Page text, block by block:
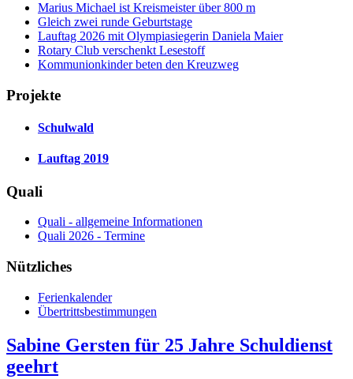
Marius Michael ist Kreismeister über 800 m
Gleich zwei runde Geburtstage
Lauftag 2026 mit Olympiasiegerin Daniela Maier
Rotary Club verschenkt Lesestoff
Kommunionkinder beten den Kreuzweg
Projekte
Schulwald
Lauftag 2019
Quali
Quali - allgemeine Informationen
Quali 2026 - Termine
Nützliches
Ferienkalender
Übertrittsbestimmungen
Sabine Gersten für 25 Jahre Schuldienst
geehrt